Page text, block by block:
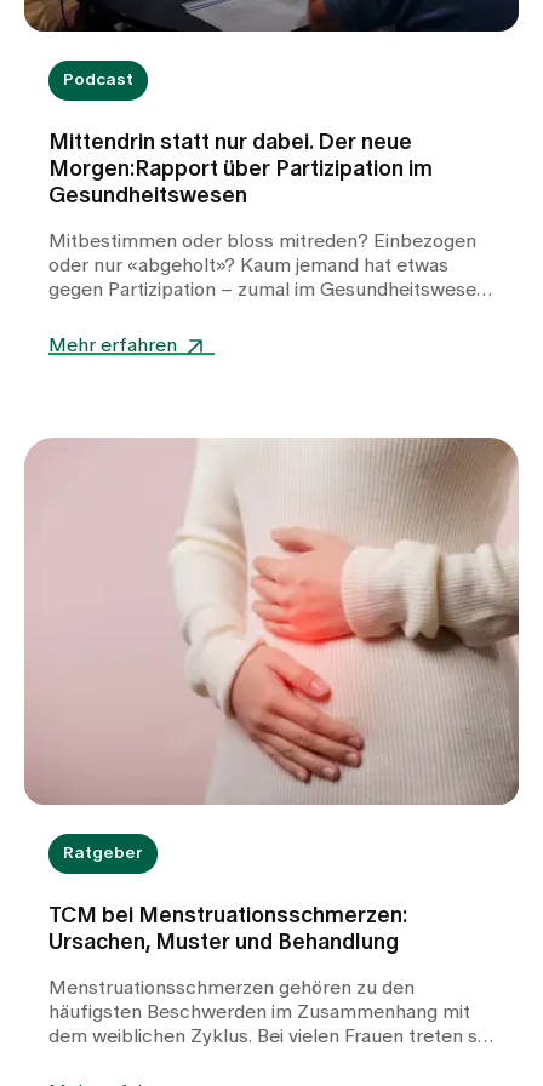
Podcast
Mittendrin statt nur dabei. Der neue
Morgen:Rapport über Partizipation im
Gesundheitswesen
Mitbestimmen oder bloss mitreden? Einbezogen
oder nur «abgeholt»? Kaum jemand hat etwas
gegen Partizipation – zumal im Gesundheitswesen,
stehen. Und dennoch fällt es oftmals schwer, dem
Und welche Erfolgsmodelle aus dem Ausland
könnten die Schweiz inspirieren, damit auch bei
uns der Einbezug der Patient:innen zur Regel wird?
Mehr erfahren
Ratgeber
TCM bei Menstruationsschmerzen:
Ursachen, Muster und Behandlung
Menstruationsschmerzen gehören zu den
häufigsten Beschwerden im Zusammenhang mit
dem weiblichen Zyklus. Bei vielen Frauen treten sie